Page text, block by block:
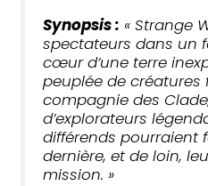
Synopsis : « Strange
spectateurs dans un
cœur d’une terre
peuplée de créatures
compagnie des
d’explorateurs
différends pourraient
dernière, et de loin,
mission. »